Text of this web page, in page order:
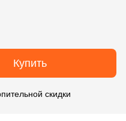
Купить
скидки